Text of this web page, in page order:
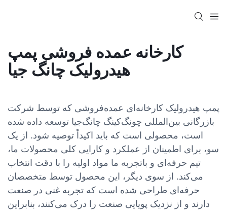
کارخانه عمده فروشی پمپ
هیدرولیک چانگ جیا
پمپ هیدرولیک کارخانه‌ای عمده‌فروشی که توسط شرکت
بازرگانی بین‌المللی چونگ‌کینگ چانگ‌جیا توسعه داده شده
است، محصولی است که باید اکیداً توصیه شود. از یک
سو، برای اطمینان از عملکرد و کارایی کلی محصولات ما،
تیم حرفه‌ای و باتجربه ما مواد اولیه را با دقت انتخاب
می‌کند. از سوی دیگر، این محصول توسط متخصصان
حرفه‌ای طراحی شده است که تجربه غنی در صنعت
دارند و از نزدیک پویایی صنعت را درک می‌کنند، بنابراین